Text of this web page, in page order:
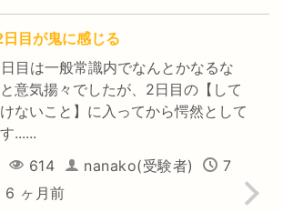
目が鬼に感じる
目は一般常識内でなんとかなるな
意気揚々でしたが、2日目の【して
ないこと】に入ってから愕然として
......
614 nanako(受験者)
7
6 ヶ月前